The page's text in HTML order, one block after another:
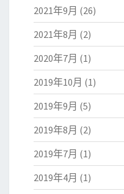
2021年9月 (26)
2021年8月 (2)
2020年7月 (1)
2019年10月 (1)
2019年9月 (5)
2019年8月 (2)
2019年7月 (1)
2019年4月 (1)